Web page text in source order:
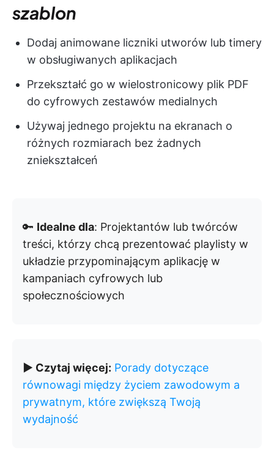
szablon
Dodaj animowane liczniki utworów lub timery
w obsługiwanych aplikacjach
Przekształć go w wielostronicowy plik PDF
do cyfrowych zestawów medialnych
Używaj jednego projektu na ekranach o
różnych rozmiarach bez żadnych
zniekształceń
🔑 Idealne dla: Projektantów lub twórców
treści, którzy chcą prezentować playlisty w
układzie przypominającym aplikację w
kampaniach cyfrowych lub
społecznościowych
▶️ Czytaj więcej: Porady dotyczące
równowagi między życiem zawodowym a
prywatnym, które zwiększą Twoją
wydajność